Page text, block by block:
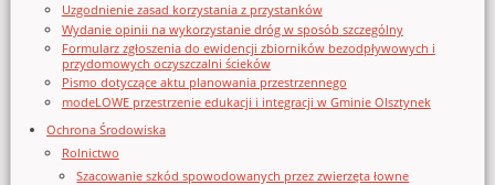
Uzgodnienie zasad korzystania z przystanków
Wydanie opinii na wykorzystanie dróg w sposób szczególny
Formularz zgłoszenia do ewidencji zbiorników bezodpływowych i
przydomowych oczyszczalni ścieków
Pismo dotyczące aktu planowania przestrzennego
modeLOWE przestrzenie edukacji i integracji w Gminie Olsztynek
Ochrona Środowiska
Rolnictwo
Szacowanie szkód spowodowanych przez zwierzęta łowne